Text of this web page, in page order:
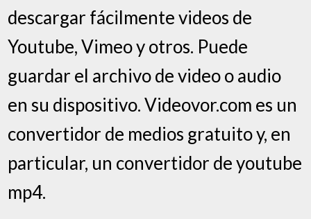
descargar fácilmente videos de
Youtube, Vimeo y otros. Puede
guardar el archivo de video o audio
en su dispositivo. Videovor.com es un
convertidor de medios gratuito y, en
particular, un convertidor de youtube
mp4.